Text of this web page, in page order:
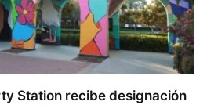
Station recibe designación